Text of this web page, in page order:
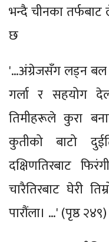
भन्दै चीनका
छ
'…अंग्रेजसँग लड्न बल
गर्ला र सहयोग
तिमीहरूले कुरा
कुतीको बाटो
दक्षिणतिरबाट
चारैतिरबाट घेरी
पारौंला। …' (पृष्ठ २४९)